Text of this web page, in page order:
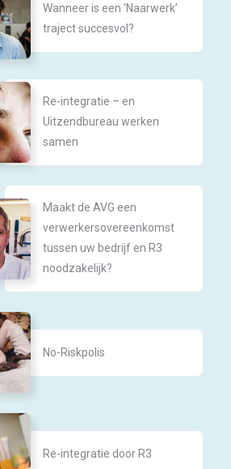
Wanneer is een ‘Naarwerk’
traject succesvol?
Re-integratie – en
Uitzendbureau werken
samen
Maakt de AVG een
verwerkersovereenkomst
tussen uw bedrijf en R3
noodzakelijk?
No-Riskpolis
Re-integratie door R3